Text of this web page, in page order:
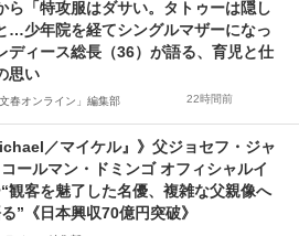
ら「特攻服はダサい。タトゥーは隠し
…少年院を経てシングルマザーになっ
ディース総長（36）が語る、育児と仕
思い
文春オンライン」編集部 22時間前
／マイケル』》父ジョセフ・ジャ
ールマン・ドミンゴ オフィシャルイ
観客を魅了した名優、複雑な父親像へ
”《日本興収70億円突破》